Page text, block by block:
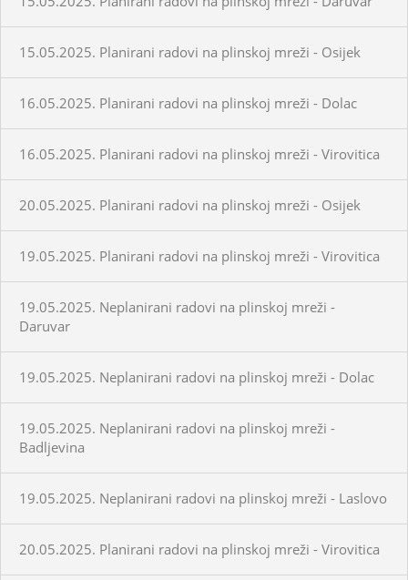
15.05.2025. Planirani radovi na plinskoj mreži - Osijek
16.05.2025. Planirani radovi na plinskoj mreži - Dolac
16.05.2025. Planirani radovi na plinskoj mreži - Virovitica
20.05.2025. Planirani radovi na plinskoj mreži - Osijek
19.05.2025. Planirani radovi na plinskoj mreži - Virovitica
19.05.2025. Neplanirani radovi na plinskoj mreži -
Daruvar
19.05.2025. Neplanirani radovi na plinskoj mreži - Dolac
19.05.2025. Neplanirani radovi na plinskoj mreži -
Badljevina
19.05.2025. Neplanirani radovi na plinskoj mreži - Laslovo
20.05.2025. Planirani radovi na plinskoj mreži - Virovitica